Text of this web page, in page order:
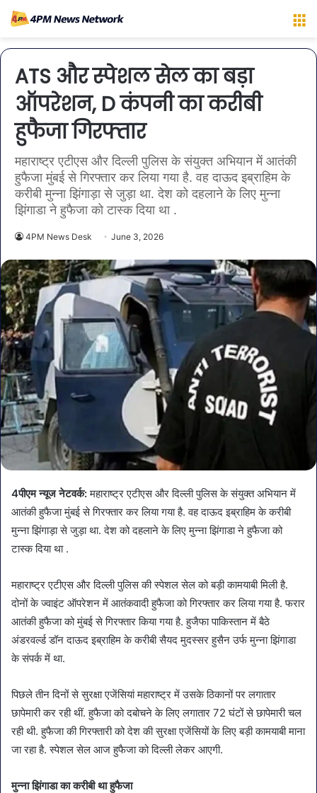
ATS और स्पेशल सेल का बड़ा
ऑपरेशन, D कंपनी का करीबी
हुफैजा गिरफ्तार
महाराष्ट्र एटीएस और दिल्ली पुलिस के संयुक्त अभियान में आतंकी
हुफैजा मुंबई से गिरफ्तार कर लिया गया है. वह दाऊद इब्राहिम के
करीबी मुन्ना झिंगाड़ा से जुड़ा था. देश को दहलाने के लिए मुन्ना
झिंगाडा ने हुफैजा को टास्क दिया था .
4PM News Desk June 3, 2026
4पीएम न्यूज नेटवर्क:महाराष्ट्र एटीएस और दिल्ली पुलिस के संयुक्त अभियान में
आतंकी हुफैजा मुंबई से गिरफ्तार कर लिया गया है. वह दाऊद इब्राहिम के करीबी
मुन्ना झिंगाड़ा से जुड़ा था. देश को दहलाने के लिए मुन्ना झिंगाडा ने हुफैजा को
टास्क दिया था .
महाराष्ट्र एटीएस और दिल्ली पुलिस की स्पेशल सेल को बड़ी कामयाबी मिली है.
दोनों के ज्वाइंट ऑपरेशन में आतंकवादी हुफैजा को गिरफ्तार कर लिया गया है. फरार
आतंकी हुफैजा को मुंबई से गिरफ्तार किया गया है. हुजैफा पाकिस्तान में बैठे
अंडरवर्ल्ड डॉन दाऊद इब्राहिम के करीबी सैयद मुदस्सर हुसैन उर्फ मुन्ना झिंगाडा
के संपर्क में था.
पिछले तीन दिनों से सुरक्षा एजेंसियां महाराष्ट्र में उसके ठिकानों पर लगातार
छापेमारी कर रही थीं. हुफैजा को दबोचने के लिए लगातार 72 घंटों से छापेमारी चल
रही थी. हुफैजा की गिरफ्तारी को देश की सुरक्षा एजेंसियों के लिए बड़ी कामयाबी माना
जा रहा है. स्पेशल सेल आज हुफैजा को दिल्ली लेकर आएगी.
मुन्ना झिंगाडा का करीबी था हुफैजा